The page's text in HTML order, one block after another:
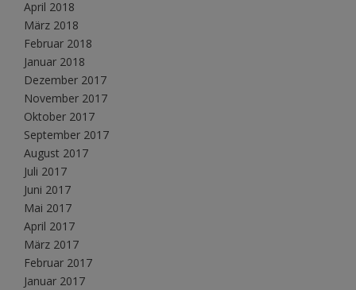
April 2018
März 2018
Februar 2018
Januar 2018
Dezember 2017
November 2017
Oktober 2017
September 2017
August 2017
Juli 2017
Juni 2017
Mai 2017
April 2017
März 2017
Februar 2017
Januar 2017